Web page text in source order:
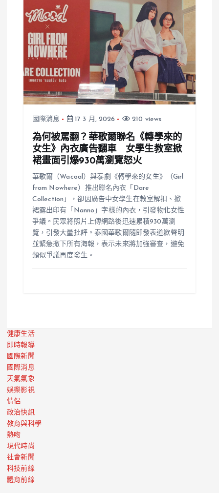
國際消息 17 3 月, 2026 210 views
為何被罵翻？華歌爾聯名《轉學來的
女生》內衣廣告翻車 女學生教室掀
裙畫面引爆930萬瀏覽怒火
華歌爾（Wacoal）與泰劇《轉學來的女生》（Girl
from Nowhere）推出聯名內衣「Dare
Collection」，卻因廣告中女學生在教室解扣、掀
裙露出印有「Nanno」字樣的內衣，引發物化女性
爭議。民眾將照片上傳網路後迅速累積930萬瀏
覽，引發大量批評。泰國華歌爾隨即發表道歉聲明
並緊急撤下所有海報，表示未來將加強審查，避免
類似爭議再度發生。
健康生活
即時報導
國際新聞
國際消息
天氣氣象
娛樂影視
情侶
政治快訊
教育與科學
熱吻
現代時尚
社會新聞
科技前線
體育前線